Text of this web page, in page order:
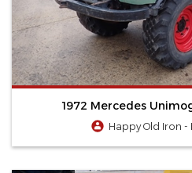
1972 Mercedes
Happy Old Iron -